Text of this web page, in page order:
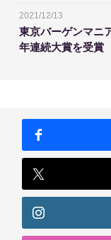
2021/12/13
東京バーゲンマニ
年連続大賞を受賞